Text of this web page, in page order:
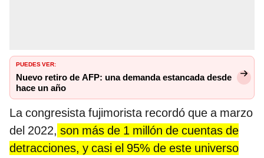
PUEDES VER:
Nuevo retiro de AFP: una demanda estancada desde
hace un año
La congresista fujimorista recordó que a marzo
del 2022, son más de 1 millón de cuentas de
detracciones, y casi el 95% de este universo